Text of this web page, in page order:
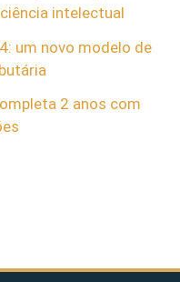
intelectual
um novo modelo de
2 anos com